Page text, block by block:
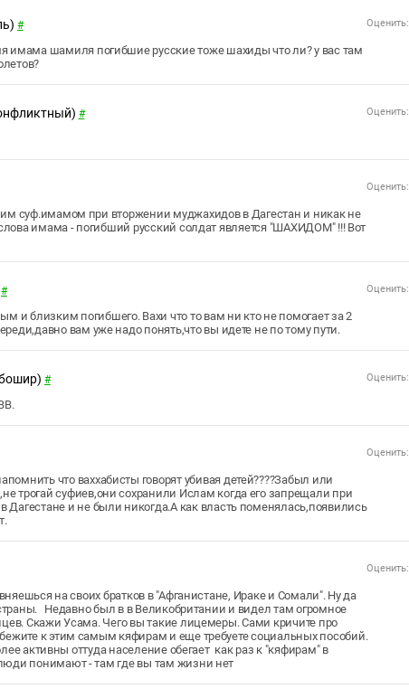
Оценить:
#
имама шамиля погибшие русские тоже шахиды что ли? у вас там
Оценить:
#
Оценить:
суф.имамом при вторжении муджахидов в Дагестан и никак не
имама - погибший русский солдат является "ШАХИДОМ" !!! Вот
Оценить:
#
и близким погибшего. Вахи что то вам ни кто не помогает за 2
вам уже надо понять,что вы идете не по тому пути.
Оценить:
#
Оценить:
что ваххабисты говорят убивая детей????Забыл или
трогай суфиев,они сохранили Ислам когда его запрещали при
Дагестане и не были никогда.А как власть поменялась,появились
Оценить:
на своих братков в "Афганистане, Ираке и Сомали". Ну да
Недавно был в в Великобритании и видел там огромное
Скажи Усама. Чего вы такие лицемеры. Сами кричите про
к этим самым кяфирам и еще требуете социальных пособий.
активны оттуда население обегает как раз к "кяфирам" в
понимают - там где вы там жизни нет